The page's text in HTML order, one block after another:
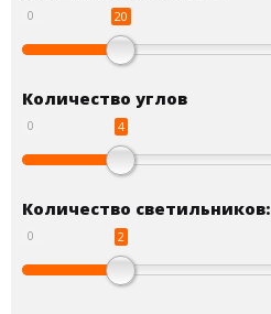
0 20
Количество углов
0 4
Количество светильников:
0 2